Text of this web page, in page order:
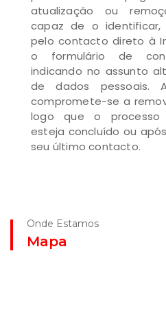
atualização ou
capaz de o identificar,
pelo contacto direto à
o formulário de
indicando no assunto
de dados pessoais.
compromete-se a
logo que o processo
esteja concluído ou
seu último contacto.
Onde Estamos
Mapa